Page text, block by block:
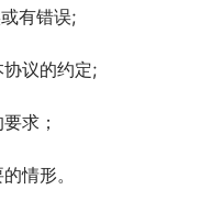
有错误;
协议的约定;
求；
情形。